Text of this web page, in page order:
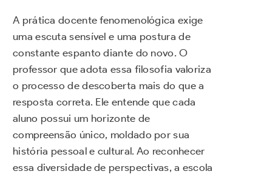
A prática docente fenomenológica exige
uma escuta sensível e uma postura de
constante espanto diante do novo. O
professor que adota essa filosofia valoriza
o processo de descoberta mais do que a
resposta correta. Ele entende que cada
aluno possui um horizonte de
compreensão único, moldado por sua
história pessoal e cultural. Ao reconhecer
essa diversidade de perspectivas, a escola